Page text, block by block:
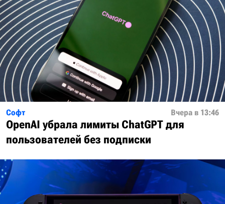
Софт Вчера в 13:46
OpenAI убрала лимиты ChatGPT для
пользователей без подписки